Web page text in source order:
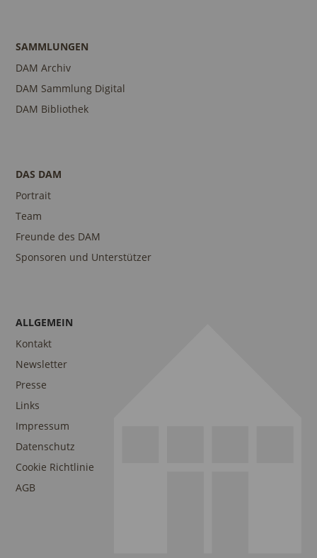
SAMMLUNGEN
DAM Archiv
DAM Sammlung Digital
DAM Bibliothek
DAS DAM
Portrait
Team
Freunde des DAM
Sponsoren und Unterstützer
ALLGEMEIN
Kontakt
Newsletter
Presse
Links
Impressum
Datenschutz
Cookie Richtlinie
AGB